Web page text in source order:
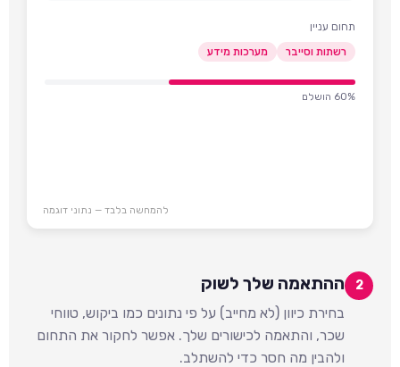
תחום עניין
רשתות וסייבר
מערכות מידע
60% הושלם
להמחשה בלבד — נתוני דוגמה
2 ההתאמה שלך לשוק
בחירת כיוון (לא מחייב) על פי נתונים כמו ביקוש, טווחי
שכר, והתאמה לכישורים שלך. אפשר לחקור את התחום
ולהבין מה חסר כדי להשתלב.